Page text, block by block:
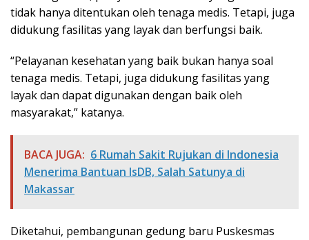
tidak hanya ditentukan oleh tenaga medis. Tetapi, juga
didukung fasilitas yang layak dan berfungsi baik.
“Pelayanan kesehatan yang baik bukan hanya soal
tenaga medis. Tetapi, juga didukung fasilitas yang
layak dan dapat digunakan dengan baik oleh
masyarakat,” katanya.
BACA JUGA: 6 Rumah Sakit Rujukan di Indonesia
Menerima Bantuan IsDB, Salah Satunya di
Makassar
Diketahui, pembangunan gedung baru Puskesmas